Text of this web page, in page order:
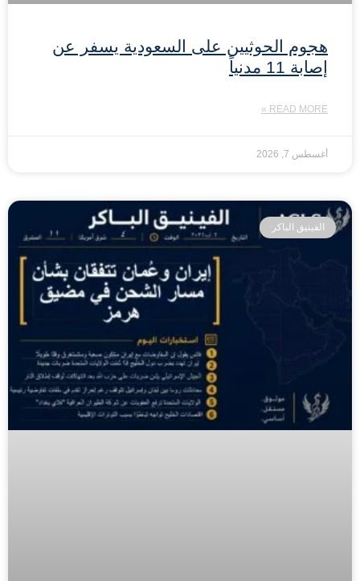
هجوم الحوثيين على السعودية يسفر عن
إصابة 11 مدنياً
READ MORE »
أغسطس 7, 2026
الفينيق الباكر